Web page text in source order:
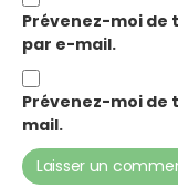
Prévenez-moi de
par e-mail.
Prévenez-moi de
mail.